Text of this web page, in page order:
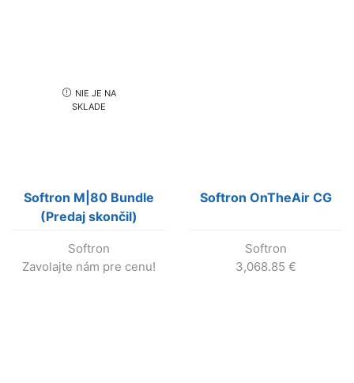
NIE JE NA
SKLADE
Softron M|80 Bundle
(Predaj skončil)
Softron
Zavolajte nám pre cenu!
Softron OnTheAir CG
Softron
3,068.85 €